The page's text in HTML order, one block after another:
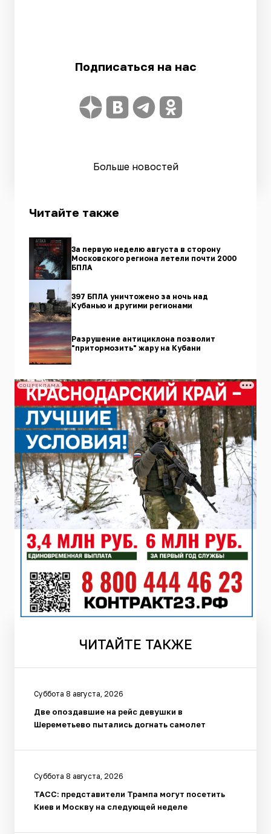
Подписаться на нас
Больше новостей
Читайте также
За первую неделю августа в сторону
Московского региона летели почти 2000
БПЛА
397 БПЛА уничтожено за ночь над
Кубанью и другими регионами
Разрушение антициклона позволит
"притормозить" жару на Кубани
СОЦРЕКЛАМА
ЧИТАЙТЕ ТАКЖЕ
Суббота 8 августа, 2026
Две опоздавшие на рейс девушки в
Шереметьево пытались догнать самолет
Суббота 8 августа, 2026
ТАСС: представители Трампа могут посетить
Киев и Москву на следующей неделе